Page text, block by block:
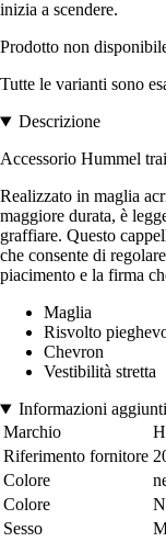
inizia a scendere.
Prodotto non
Tutte le varianti sono
Descrizione
Accessorio Hummel
Realizzato in maglia
maggiore durata, è
graffiare. Questo
che consente di
piacimento e la firma
Maglia
Risvolto
Chevron
Vestibilità stretta
Informazioni
Marchio
Riferimento fornitore
Colore
Colore
Sesso